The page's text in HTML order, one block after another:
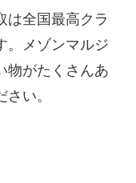
は全国最高クラ
。メゾンマルジ
物がたくさんあ
い。